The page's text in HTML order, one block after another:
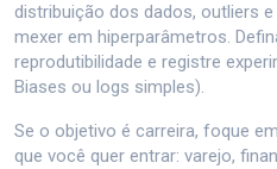
distribuição dos dados, outliers
mexer em hiperparâmetros.
reprodutibilidade e registre
Biases ou logs simples).
Se o objetivo é carreira, foque
que você quer entrar: varejo,